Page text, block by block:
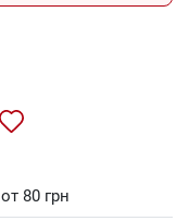
от 80 грн